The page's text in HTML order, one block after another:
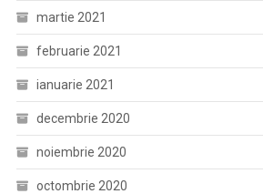
martie 2021
februarie 2021
ianuarie 2021
decembrie 2020
noiembrie 2020
octombrie 2020